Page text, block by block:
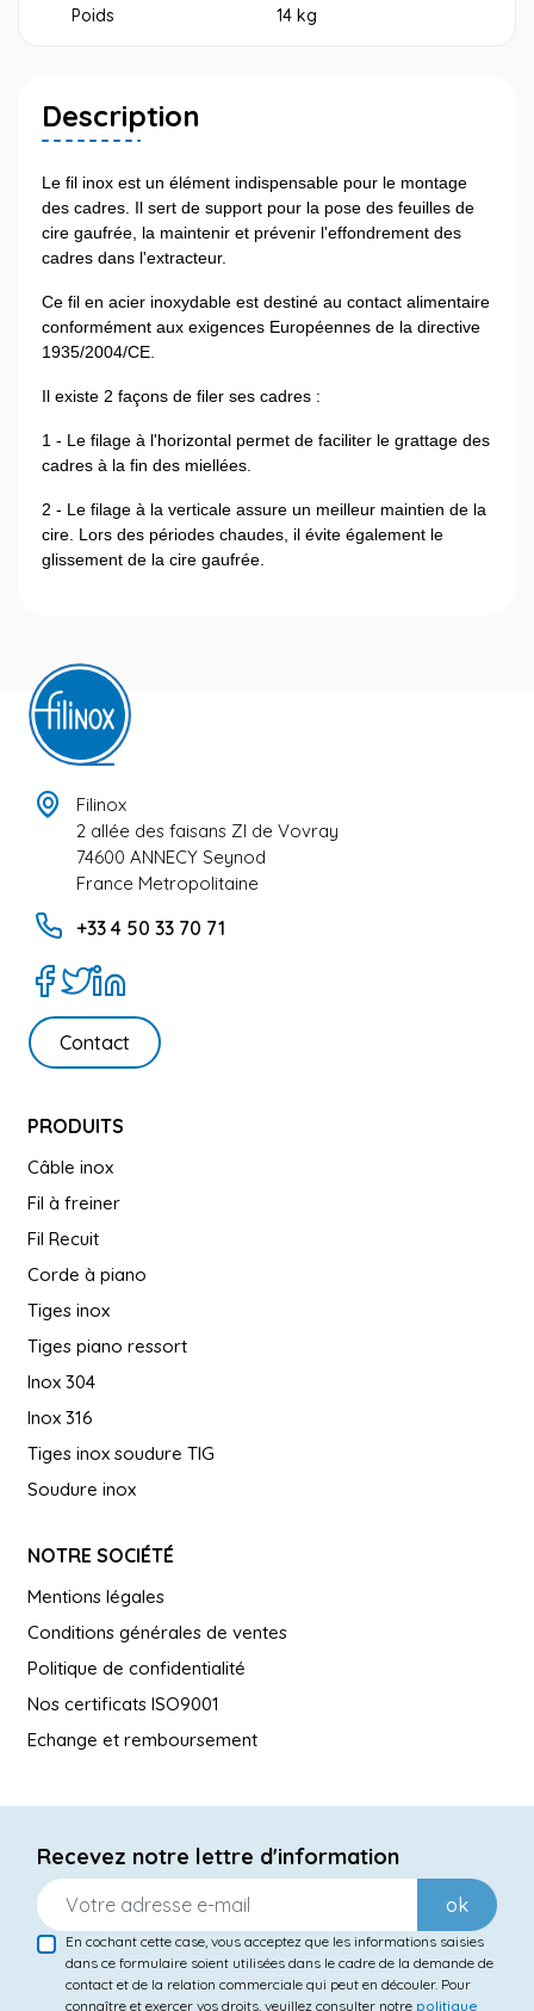
Poids 14 kg
Description
Le fil inox est un élément indispensable pour le montage
des cadres. Il sert de support pour la pose des feuilles de
cire gaufrée, la maintenir et prévenir l'effondrement des
cadres dans l'extracteur.
Ce fil en acier inoxydable est destiné au contact alimentaire
conformément aux exigences Européennes de la directive
1935/2004/CE.
Il existe 2 façons de filer ses cadres :
1 - Le filage à l'horizontal permet de faciliter le grattage des
cadres à la fin des miellées.
2 - Le filage à la verticale assure un meilleur maintien de la
cire. Lors des périodes chaudes, il évite également le
glissement de la cire gaufrée.
Filinox
2 allée des faisans ZI de Vovray
74600 ANNECY Seynod
France Metropolitaine
+33 4 50 33 70 71
Contact
PRODUITS
Câble inox
Fil à freiner
Fil Recuit
Corde à piano
Tiges inox
Tiges piano ressort
Inox 304
Inox 316
Tiges inox soudure TIG
Soudure inox
NOTRE SOCIÉTÉ
Mentions légales
Conditions générales de ventes
Politique de confidentialité
Nos certificats ISO9001
Echange et remboursement
Recevez notre lettre d'information
ok
En cochant cette case, vous acceptez que les informations saisies
dans ce formulaire soient utilisées dans le cadre de la demande de
contact et de la relation commerciale qui peut en découler. Pour
connaître et exercer vos droits, veuillez consulter notre politique